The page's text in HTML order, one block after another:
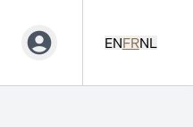
ENFRNL